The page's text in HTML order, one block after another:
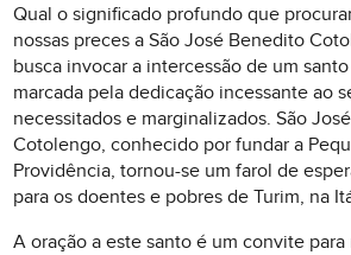
Qual o significado profundo que
nossas preces a São José Benedito
busca invocar a intercessão de um
marcada pela dedicação incessante ao
necessitados e marginalizados. São
Cotolengo, conhecido por fundar a
Providência, tornou-se um farol de
para os doentes e pobres de Turim, na
A oração a este santo é um convite